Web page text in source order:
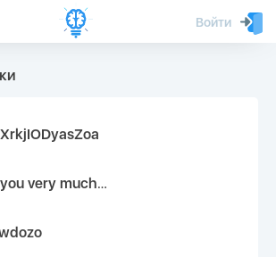
Войти
We appreciate you 9126052 https://youtube.com faceapple !